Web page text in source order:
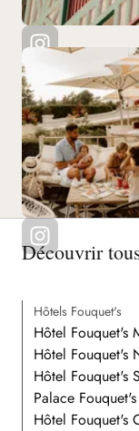
Découvrir
Hôtels Fouquet's
Hôtel Fouquet's
Hôtel Fouquet's
Hôtel Fouquet's
Palace
Hôtel Fouquet's